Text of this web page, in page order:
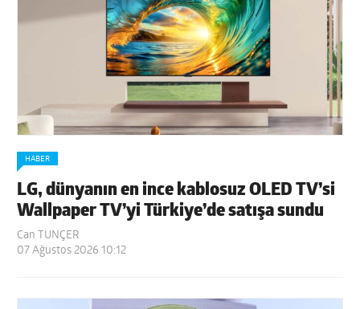
HABER
LG, dünyanın en ince kablosuz OLED TV’si
Wallpaper TV’yi Türkiye’de satışa sundu
Can TUNÇER
07 Ağustos 2026 10:12